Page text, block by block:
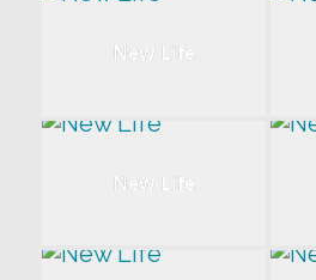
New Life
New Life